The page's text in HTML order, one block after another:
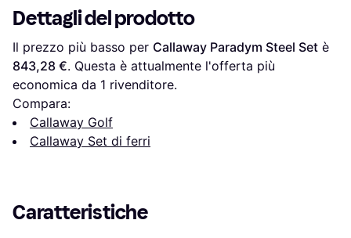
Dettagli del prodotto
Il prezzo più basso per Callaway Paradym Steel Set
843,28 €. Questa è attualmente l'offerta più
economica da 1 rivenditore.
Compara:
Callaway Golf
Callaway Set di ferri
Caratteristiche